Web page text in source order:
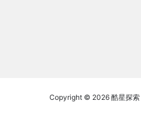
Copyright © 2026 酷星探索